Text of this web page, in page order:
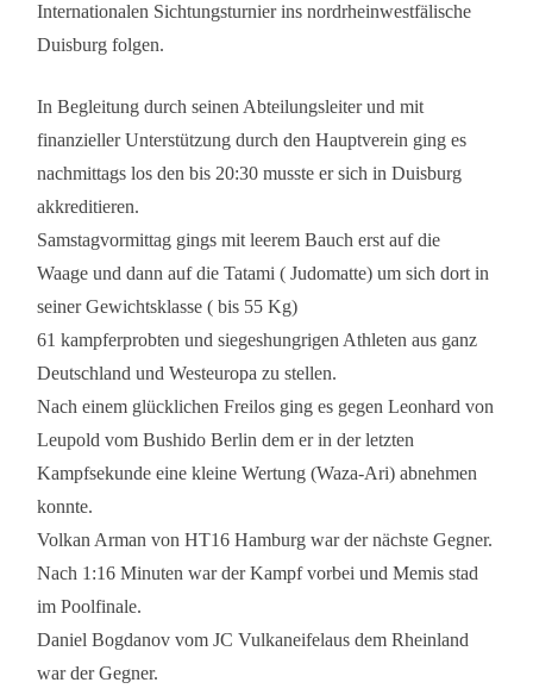
Internationalen Sichtungsturnier ins nordrheinwestfälische
Duisburg folgen.
In Begleitung durch seinen Abteilungsleiter und mit
finanzieller Unterstützung durch den Hauptverein ging es
nachmittags los den bis 20:30 musste er sich in Duisburg
akkreditieren.
Samstagvormittag gings mit leerem Bauch erst auf die
Waage und dann auf die Tatami ( Judomatte) um sich dort in
seiner Gewichtsklasse ( bis 55 Kg)
61 kampferprobten und siegeshungrigen Athleten aus ganz
Deutschland und Westeuropa zu stellen.
Nach einem glücklichen Freilos ging es gegen Leonhard von
Leupold vom Bushido Berlin dem er in der letzten
Kampfsekunde eine kleine Wertung (Waza-Ari) abnehmen
konnte.
Volkan Arman von HT16 Hamburg war der nächste Gegner.
Nach 1:16 Minuten war der Kampf vorbei und Memis stad
im Poolfinale.
Daniel Bogdanov vom JC Vulkaneifelaus dem Rheinland
war der Gegner.